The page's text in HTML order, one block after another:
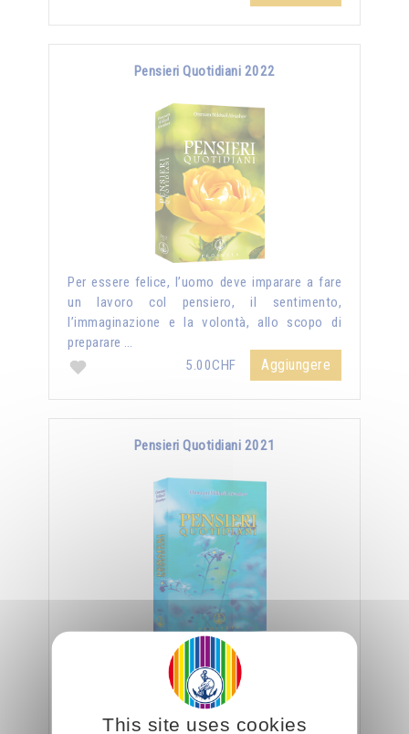
Pensieri Quotidiani 2022
Per essere felice, l’uomo deve imparare a fare
un lavoro col pensiero, il sentimento,
l’immaginazione e la volontà, allo scopo di
preparare …
5.00CHF
Aggiungere
Pensieri Quotidiani 2021
Omraam Mikhaël Aïvanhov Pensieri Quotidiani
2021 - Approfitta dello sconto di 2 CHF per
ogni copia supplementare aggiunta all'ordine !
This site uses cookies